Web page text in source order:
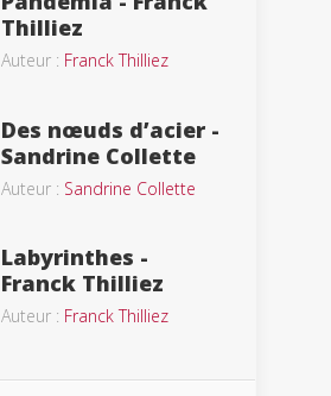
Thilliez
Auteur : Franck Thilliez
Des nœuds d’acier -
Sandrine Collette
Auteur : Sandrine Collette
Labyrinthes -
Franck Thilliez
Auteur : Franck Thilliez